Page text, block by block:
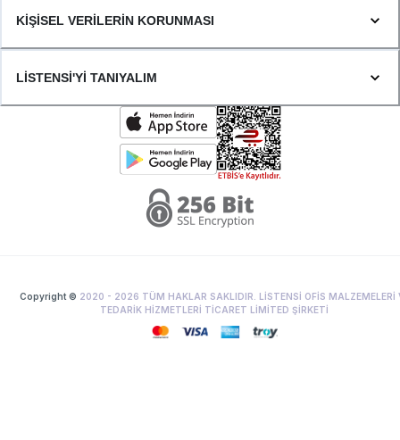
KİŞİSEL VERİLERİN KORUNMASI
LİSTENSİ'Yİ TANIYALIM
Copyright © 2020 - 2026 TÜM HAKLAR SAKLIDIR. LİSTENSİ OFİS MALZEMELERİ
TEDARİK HİZMETLERİ TİCARET LİMİTED ŞİRKETİ